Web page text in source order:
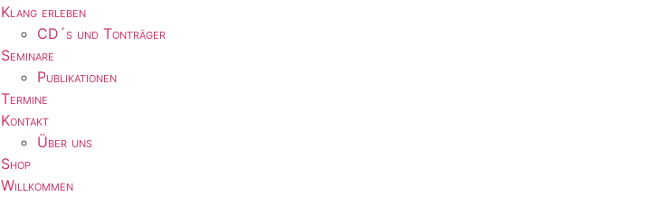
Klang erleben
CD´s und Tonträger
Seminare
Publikationen
Termine
Kontakt
Über uns
Shop
Willkommen